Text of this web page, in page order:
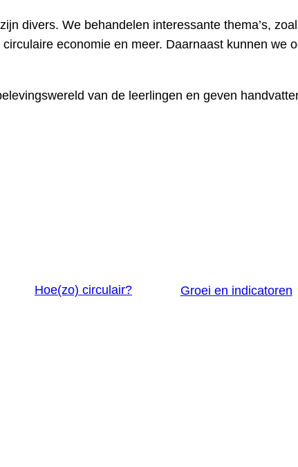
divers. We behandelen interessante thema’s,
economie en meer. Daarnaast kunnen we
van de leerlingen en geven
Hoe(zo) circulair? Groei en indicatoren